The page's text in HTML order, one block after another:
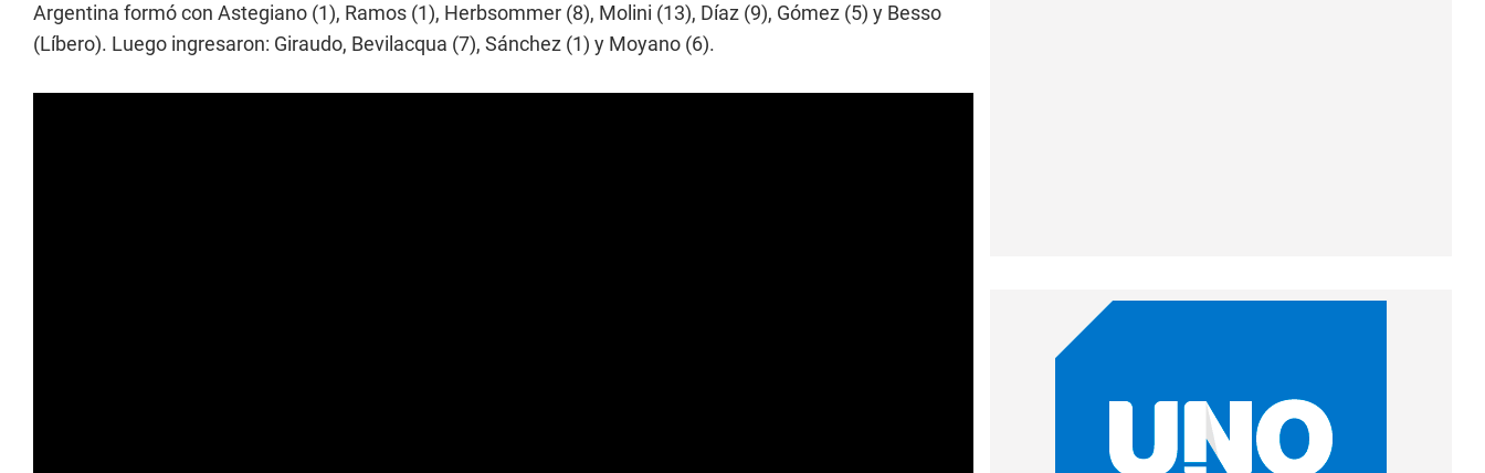
Argentina formó con Astegiano (1), Ramos (1), Herbsommer (8), Molini (13), Díaz (9), Gómez (5) y Besso
(Líbero). Luego ingresaron: Giraudo, Bevilacqua (7), Sánchez (1) y Moyano (6).